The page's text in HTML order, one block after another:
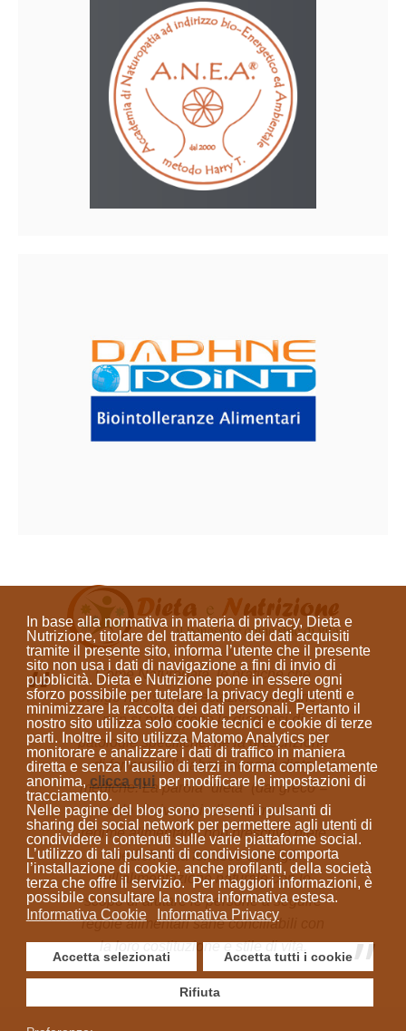
In base alla normativa in materia di privacy, Dieta e
Nutrizione, titolare del trattamento dei dati acquisiti
tramite il presente sito, informa l’utente che il presente
sito non usa i dati di navigazione a fini di invio di
pubblicità. Dieta e Nutrizione pone in essere ogni
sforzo possibile per tutelare la privacy degli utenti e
minimizzare la raccolta dei dati personali. Pertanto il
nostro sito utilizza solo cookie tecnici e cookie di terze
parti. Inoltre il sito utilizza Matomo Analytics per
monitorare e analizzare i dati di traffico in maniera
diretta e senza l’ausilio di terzi in forma completamente
anonima, clicca quiper modificare le impostazioni di
tracciamento.
Nelle pagine del blog sono presenti i pulsanti di
sharing dei social network per permettere agli utenti di
condividere i contenuti sulle varie piattaforme social.
L’utilizzo di tali pulsanti di condivisione comporta
l’installazione di cookie, anche profilanti, della società
terza che offre il servizio. Per maggiori informazioni, è
possibile consultare la nostra informativa estesa.
Informativa Cookie
Informativa Privacy
Accetta selezionati Accetta tutti i cookie
Rifiuta
Come Naturopata, le pratiche che
svolgo non sono prestazioni sanitarie e
non si prefiggono la diagnosi di
patologie specifiche, né la prescrizione
di farmaci o l'elaborazione di diete
mediche. La parola “dieta” (dal greco =
modo di vivere)indica sempre un
regime alimentare; non prescrivo diete
mediche ma fornisco consigli
sull'alimentazione naturale con lo
scopo di aiutare le persone a seguire
regole alimentari sane conciliabili con
la loro costituzione e stile di vita.